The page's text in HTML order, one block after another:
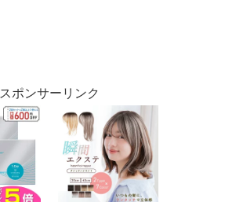
スポンサーリンク